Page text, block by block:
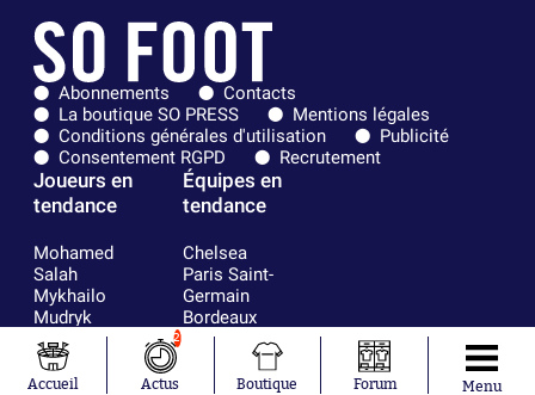
Abonnements
Contacts
La boutique SO PRESS
Mentions légales
Conditions générales d'utilisation
Publicité
Consentement RGPD
Recrutement
Joueurs en
tendance
Mohamed
Salah
Mykhailo
Mudryk
Neymar
Khalis Merah
Loïs Openda
Équipes en
tendance
Chelsea
Paris Saint-
Germain
Bordeaux
Olympique
Accueil
2
Actus Boutique Forum Menu